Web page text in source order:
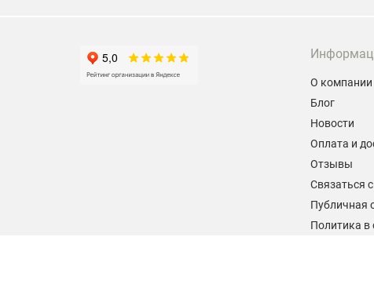
О компании
Блог
Новости
Оплата и
Отзывы
Связаться
Публичная
Политика в